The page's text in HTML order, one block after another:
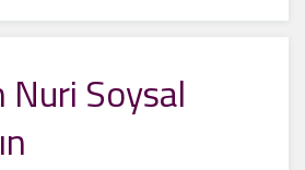
Nuri Soysal